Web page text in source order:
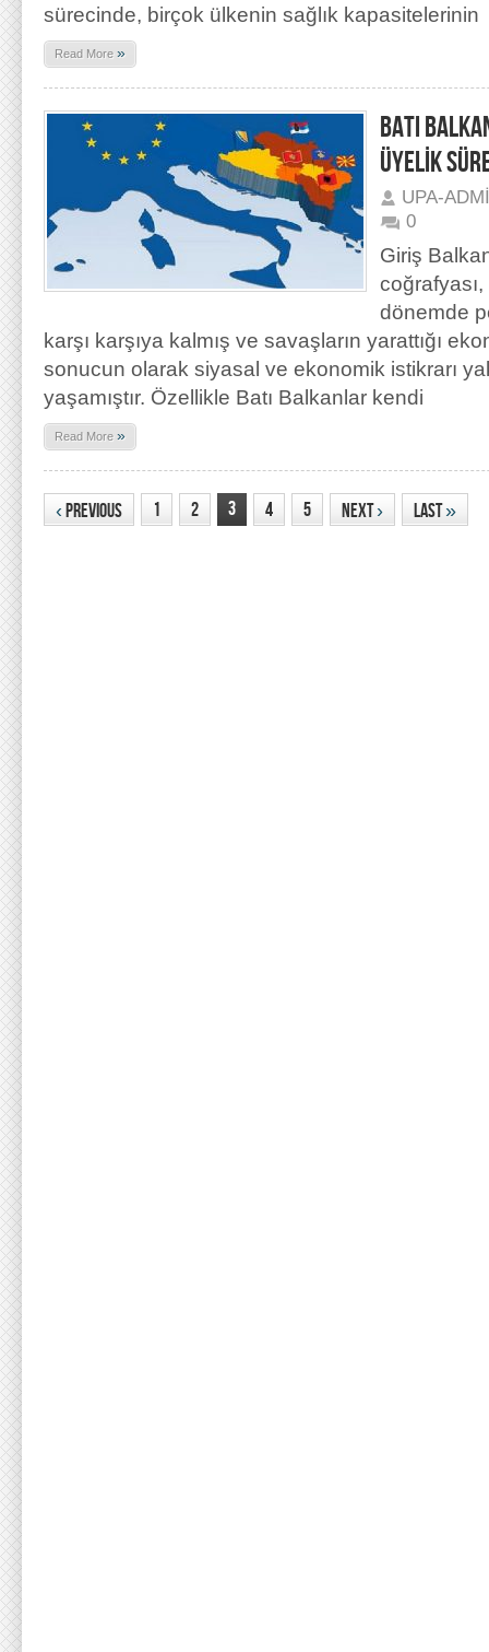
sürecinde, birçok ülkenin sağlık kapasitelerinin
Read More »
BATI
ÜYELİK
UPA-
0
Giriş
dönemde
karşı karşıya kalmış ve savaşların yarattığı
sonucun olarak siyasal ve ekonomik istikrarı
yaşamıştır. Özellikle Batı Balkanlar kendi
Read More »
‹ Previous 1 2 3 4 5 Next› Last»